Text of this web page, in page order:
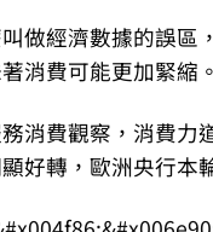
做經濟數據的誤
消費可能更加緊縮。
消費觀察，消費
好轉，歐洲央行本